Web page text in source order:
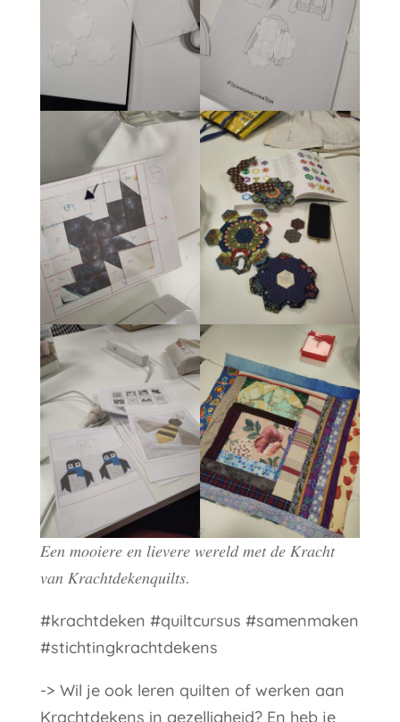
𝐸𝑒𝑛 𝑚𝑜𝑜𝑖𝑒𝑟𝑒 𝑒𝑛 𝑙𝑖𝑒𝑣𝑒𝑟𝑒 𝑤𝑒𝑟𝑒𝑙𝑑 𝑚𝑒𝑡 𝑑𝑒 𝐾𝑟𝑎𝑐ℎ𝑡
𝑣𝑎𝑛 𝐾𝑟𝑎𝑐ℎ𝑡𝑑𝑒𝑘𝑒𝑛𝑞𝑢𝑖𝑙𝑡𝑠.
#krachtdeken #quiltcursus #samenmaken
#stichtingkrachtdekens
-> Wil je ook leren quilten of werken aan
Krachtdekens in gezelligheid? En heb je